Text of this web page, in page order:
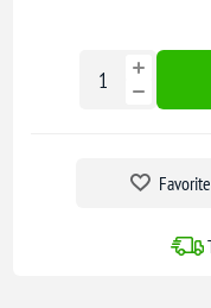
Favorite